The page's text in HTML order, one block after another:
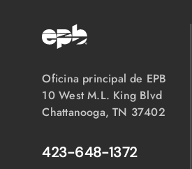
Oficina principal de EPB
10 West M.L. King Blvd
Chattanooga, TN 37402
423-648-1372